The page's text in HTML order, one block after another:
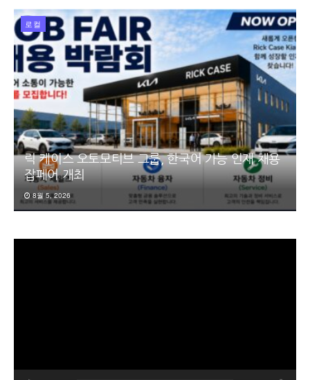
로컬
릭 케이스 오토모티브 그룹, 한국어 가능 인재 채용
잡페어 개최
8월 5, 2026